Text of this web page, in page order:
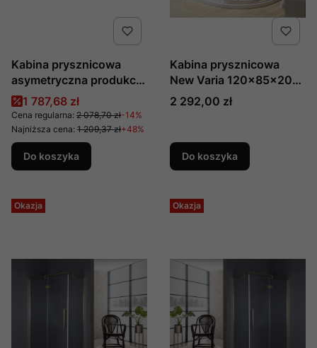
Kabina prysznicowa
asymetryczna produkcji
Besco Modern 100 x 80
x 185 szkło przejrzyste
Cena promocyjna
1 787,68 zł
Cena regularna: 2 078,70 zł-14%
Najniższa cena: 1 209,37 zł+48%
Do koszyka
Kabina prysznicowa
New Varia 120x85x200,
półokrągła,
asymetryczna 2D New
Cena
2 292,00 zł
Do koszyka
Okazja Okazja